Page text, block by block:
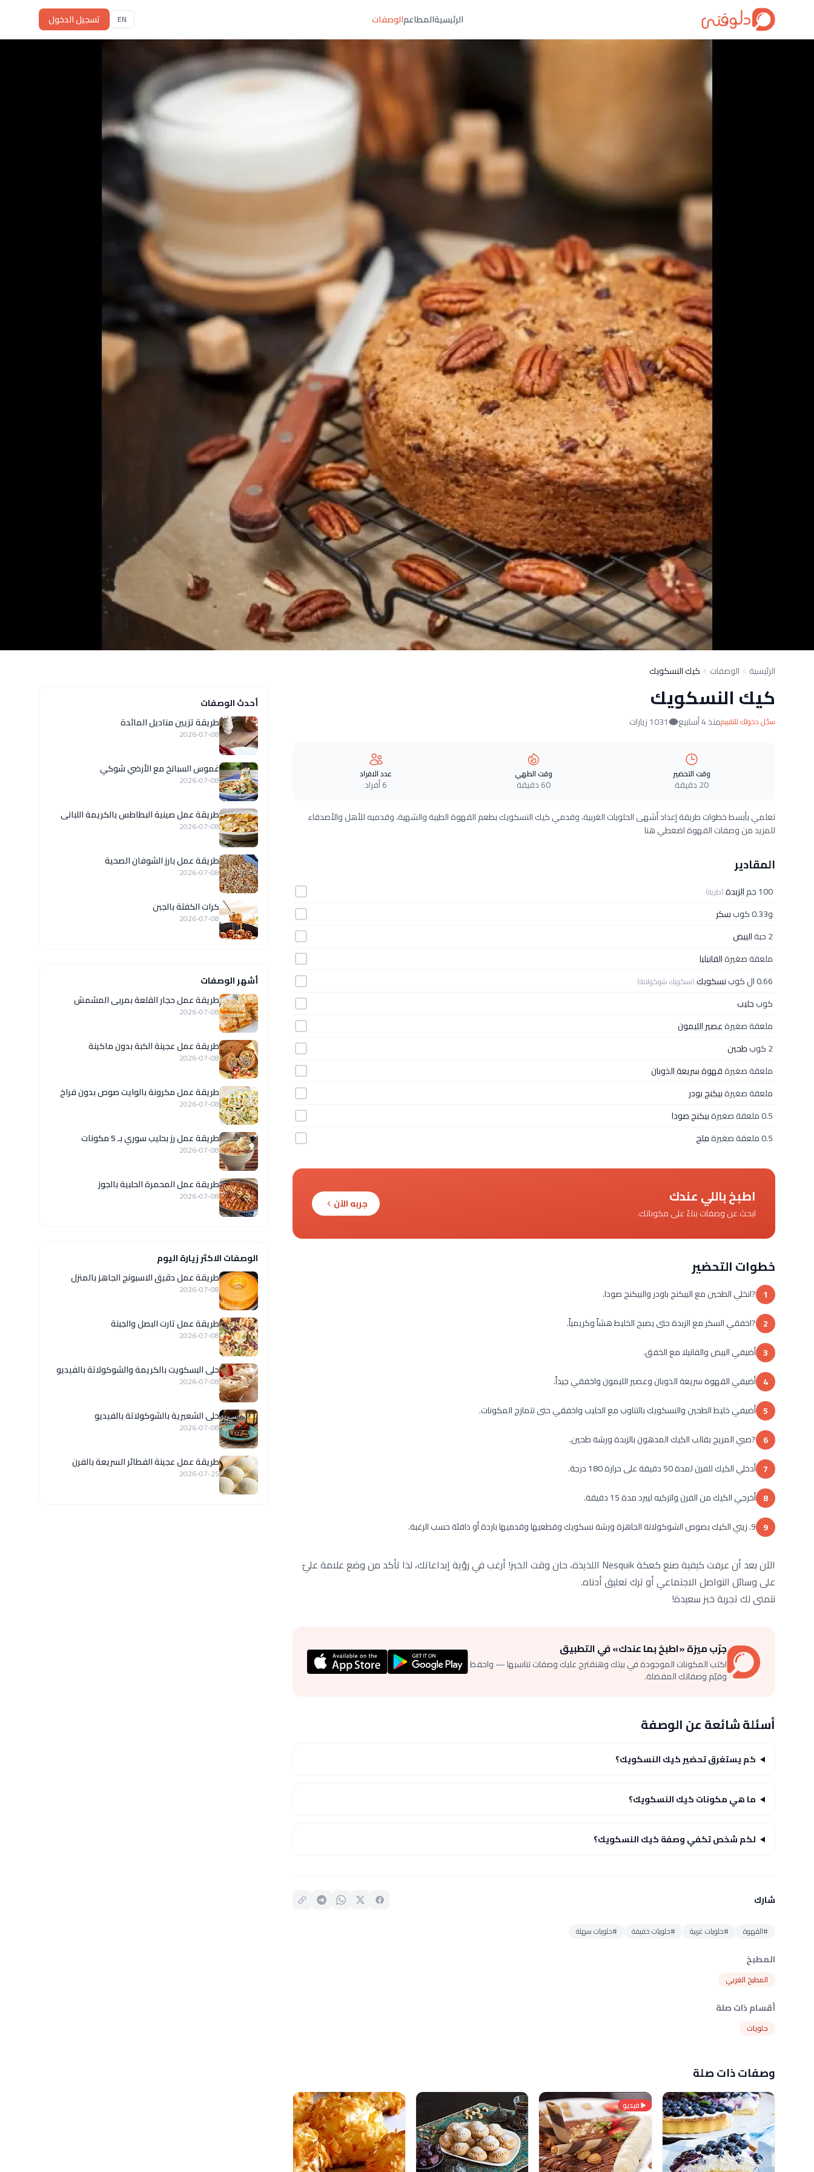
الرئيسيةالمطاعمالوصفات EN تسجيل الدخول
الرئيسية الوصفات كيك النسكويك
كيك النسكويك
سجّل دخولك للتقييممنذ 4 أسابيع 1031 زيارات
وقت التحضير
20 دقيقة
وقت الطهي
60 دقيقة
عدد الافراد
6 أفراد
تعلمي بأبسط خطوات طريقة إعداد أشهى الحلويات الغربية، وقدمي كيك النسكويك بطعم القهوة الطيبة والشهية، وقدميه للأهل والأصدقاء
للمزيد من وصفات القهوة اضغطي هنا
المقادير
100 جم الزبدة(طرية)
و0.33 كوب
سكر
2 حبة
البيض
ملعقة صغيرةالفانيليا
0.66 ال كوب
نسكويك(نسكويك شوكولاتة)
كوبحليب
ملعقة صغيرةعصير الليمون
2 كوب
طحين
ملعقة صغيرةقهوة سريعة الذوبان
ملعقة صغيرةبيكنج بودر
0.5 ملعقة صغيرة
بيكنج صودا
0.5 ملعقة صغيرة
ملح
اطبخ باللي عندك
ابحث عن وصفات بناءً على مكوناتك.
جربه الآن
خطوات التحضير
1 ?انخلي الطحين مع البيكنج باودر والبيكنج صودا.
2 ?اخفقي السكر مع الزبدة حتى يصبح الخليط هشاً وكريمياً.
3 أضيفي البيض والفانيلا مع الخفق.
4 أضيفي القهوة سريعة الذوبان وعصير الليمون واخفقي جيداً.
5 أضيفي خليط الطحين والنسكويك بالتناوب مع الحليب واخفقي حتى تتمازج المكونات.
6 ?صبي المزيج بقالب الكيك المدهون بالزبدة ورشة طحين.
7 أدخلي الكيك للفرن لمدة 50 دقيقة على حرارة 180 درجة.
8 أخرجي الكيك من الفرن واتركيه ليبرد مدة 15 دقيقة.
9 9. زيني الكيك بصوص الشوكولاتة الجاهزة ورشة نسكويك وقطعيها وقدميها باردة أو دافئة حسب الرغبة.
الآن بعد أن عرفت كيفية صنع كعكة Nesquik اللذيذة، حان وقت الخبز! أرغب في رؤية إبداعاتك، لذا تأكد من وضع علامة عليّ
على وسائل التواصل الاجتماعي أو ترك تعليق أدناه.
نتمنى لك تجربة خبز سعيدة!
جرّب ميزة «اطبخ بما عندك» في التطبيق
اكتب المكونات الموجودة في بيتك وهنقترح عليك وصفات تناسبها — واحفظ
وقيّم وصفاتك المفضلة.
أسئلة شائعة عن الوصفة
كم يستغرق تحضير كيك النسكويك؟
ما هي مكونات كيك النسكويك؟
لكم شخص تكفي وصفة كيك النسكويك؟
شارك
#القهوة #حلويات غربية #حلويات خفيفة #حلويات سهلة
المطبخ
المطبخ الغربي
أقسام ذات صلة
حلويات
وصفات ذات صلة
فيديو
أحدث الوصفات
طريقة تزيين مناديل المائدة
2026-07-08
غموس السبانخ مع الأرضي شوكي
2026-07-08
طريقة عمل صينية البطاطس بالكريمة اللبانى
2026-07-08
طريقة عمل بارز الشوفان الصحية
2026-07-08
كرات الكفتة بالجبن
2026-07-08
أشهر الوصفات
طريقة عمل حجار القلعة بمربى المشمش
2026-07-08
طريقة عمل عجينة الكبة بدون ماكينة
2026-07-08
طريقة عمل مكرونة بالوايت صوص بدون فراخ
2026-07-08
طريقة عمل رز بحليب سوري بـ 5 مكونات
2026-07-08
طريقة عمل المحمرة الحلبية بالجوز
2026-07-08
الوصفات الاكثر زيارة اليوم
طريقة عمل دقيق الاسبونج الجاهز بالمنزل
2026-07-08
طريقة عمل تارت البصل والجبنة
2026-07-08
حلى البسكويت بالكريمة والشوكولاتة بالفيديو
2026-07-08
حلى الشعيرية بالشوكولاتة بالفيديو
2026-07-08
طريقة عمل عجينة الفطائر السريعة بالفرن
2026-07-25